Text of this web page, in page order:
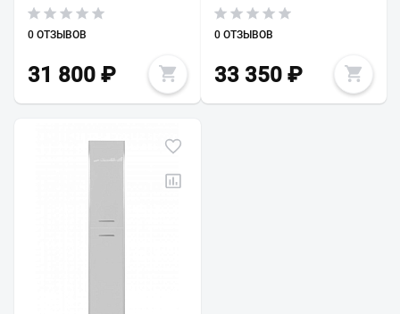
0 ОТЗЫВОВ
31 800 ₽
0 ОТЗЫВОВ
33 350₽